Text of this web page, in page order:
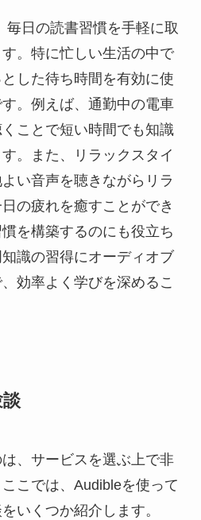
毎日の読書習慣を手軽に取
。特に忙しい生活の中で
した待ち時間を有効に使
。例えば、通勤中の電車
ことで短い時間でも知識
。また、リラックスタイ
い音声を聴きながらリラ
の疲れを癒すことができ
を構築するのにも役立ち
識の習得にオーディオブ
効率よく学びを深めるこ
、サービスを選ぶ上で非
こでは、Audibleを使って
いくつか紹介します。